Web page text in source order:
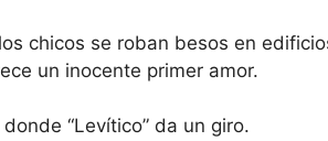
chicos se roban besos en
un inocente primer amor.
“Levítico” da un giro.